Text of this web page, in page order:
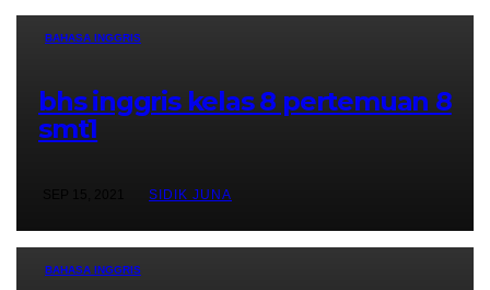
BAHASA INGGRIS
bhs inggris kelas 8 pertemuan 8
smt1
SIDIK JUNA
BAHASA INGGRIS